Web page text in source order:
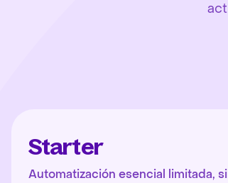
Starter
Automatización esencial limitada,